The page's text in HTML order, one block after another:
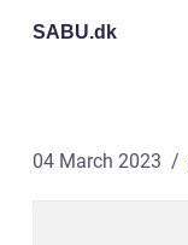
SABU.dk
04 March 2023